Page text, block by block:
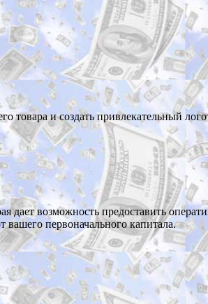
товара и создать привлекательный
дает возможность предоставить
вашего первоначального капитала.